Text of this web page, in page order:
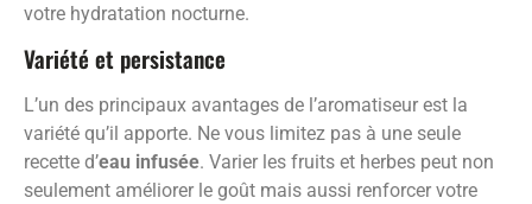
votre hydratation nocturne.
Variété et persistance
L’un des principaux avantages de l’aromatiseur est la
variété qu’il apporte. Ne vous limitez pas à une seule
recette d’eau infusée. Varier les fruits et herbes peut non
seulement améliorer le goût mais aussi renforcer votre